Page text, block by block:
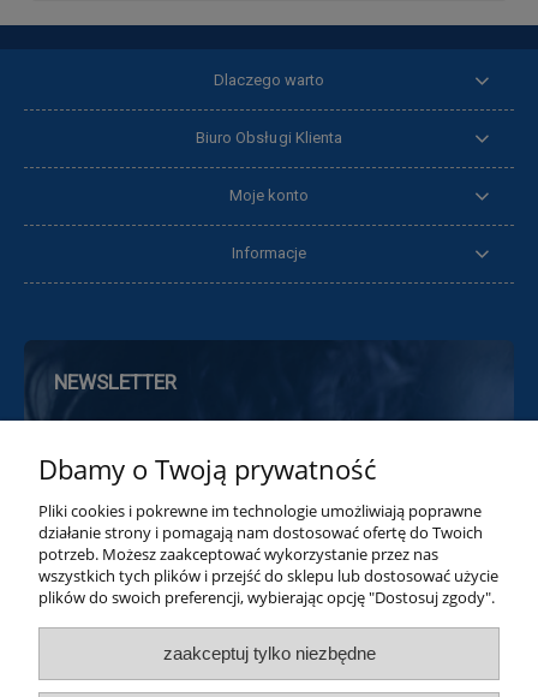
Dlaczego warto
Biuro Obsługi Klienta
Moje konto
Informacje
NEWSLETTER
otrzymasz 10% rabatu na pierwsze zakupy
oraz informacje o nowościach i promocjach
Dbamy o Twoją prywatność
Pliki cookies i pokrewne im technologie umożliwiają poprawne
działanie strony i pomagają nam dostosować ofertę do Twoich
potrzeb. Możesz zaakceptować wykorzystanie przez nas
wszystkich tych plików i przejść do sklepu lub dostosować użycie
plików do swoich preferencji, wybierając opcję "Dostosuj zgody".
zaakceptuj tylko niezbędne